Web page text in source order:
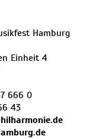
Hamburg
Einheit 4
666 0
43